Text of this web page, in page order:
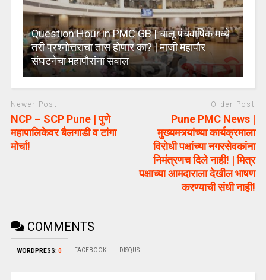
Question Hour in PMC GB | चालू पंचवार्षिक मध्ये
तरी प्रश्नोत्तराचा तास होणार का? | माजी महापौर
संघटनेचा महापौरांना सवाल
Newer Post
NCP – SCP Pune | पुणे
महापालिकेवर बैलगाडी व टांगा
मोर्चा!
Older Post
Pune PMC News |
मुख्यमत्र्यांच्या कार्यक्रमाला
विरोधी पक्षांच्या नगरसेवकांना
निमंत्रणच दिले नाही! | मित्र
पक्षाच्या आमदाराला देखील भाषण
करण्याची संधी नाही!
COMMENTS
WORDPRESS: 0 FACEBOOK: DISQUS: